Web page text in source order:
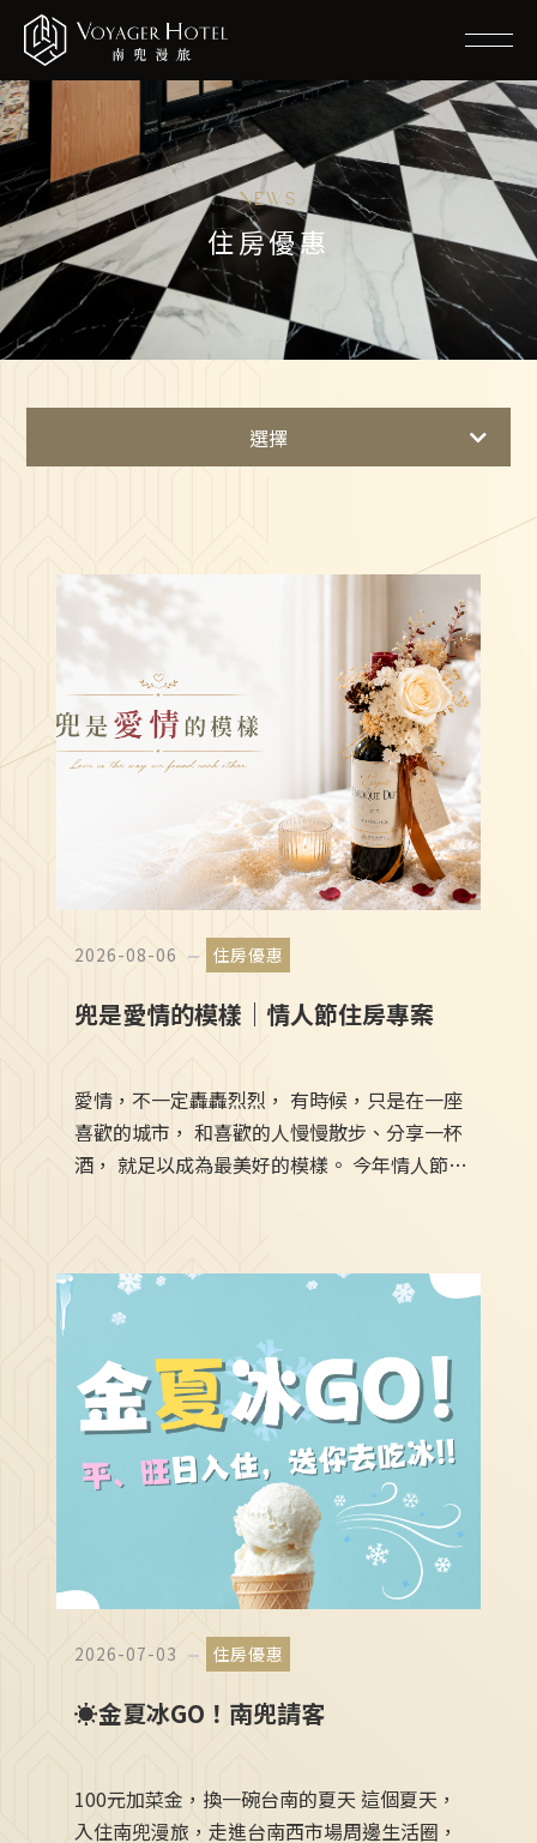
住房優惠
NEWS
選擇
2026-08-06 住房優惠
兜是愛情的模樣｜情人節住房專案
愛情，不一定轟轟烈烈， 有時候，只是在一座
喜歡的城市， 和喜歡的人慢慢散步、分享一杯
酒， 就足以成為最美好的模樣。 今年情人節，
2026-07-03 住房優惠
☀️金夏冰GO！南兜請客
100元加菜金，換一碗台南的夏天 這個夏天，
入住南兜漫旅，走進台南西市場周邊生活圈，